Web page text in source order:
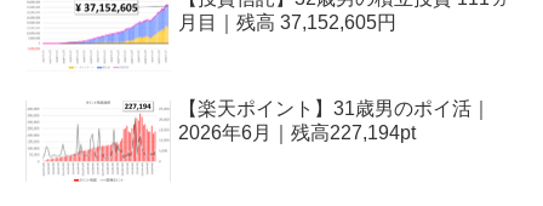
月目｜残高 37,152,605円
【楽天ポイント】31歳男のポイ活｜
2026年6月｜残高227,194pt